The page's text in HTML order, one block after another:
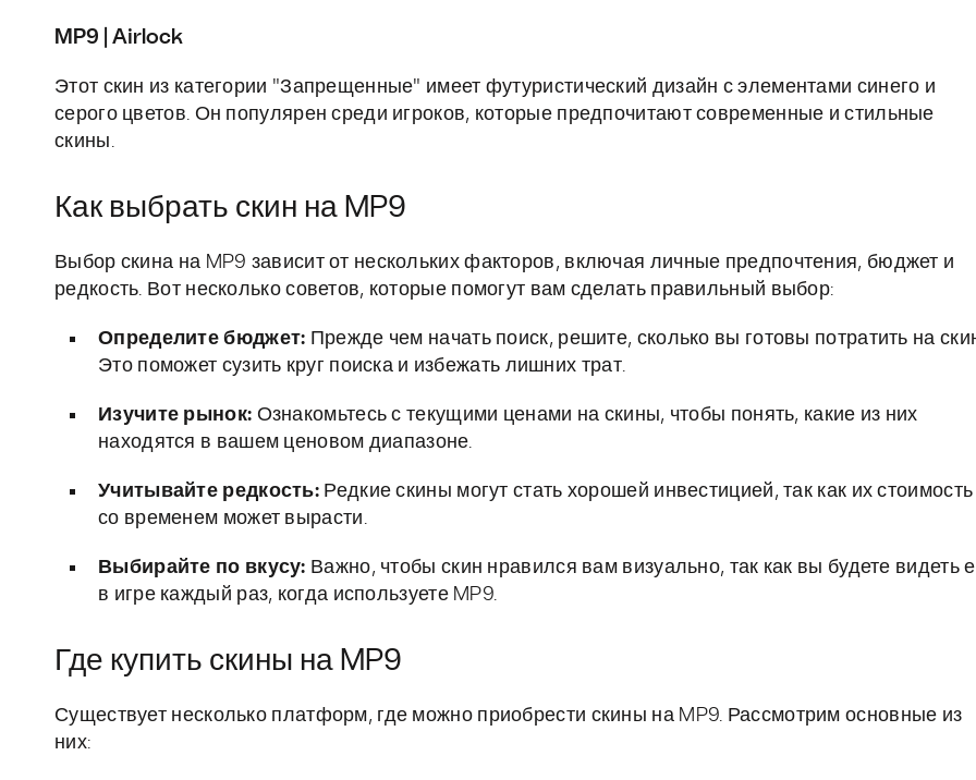
MP9 | Airlock
Этот скин из категории "Запрещенные" имеет футуристический дизайн с элементами синего и
серого цветов. Он популярен среди игроков, которые предпочитают современные и стильные
скины.
Как выбрать скин на MP9
Выбор скина на MP9 зависит от нескольких факторов, включая личные предпочтения, бюджет и
редкость. Вот несколько советов, которые помогут вам сделать правильный выбор:
Определите бюджет: Прежде чем начать поиск, решите, сколько вы готовы потратить на
Это поможет сузить круг поиска и избежать лишних трат.
Изучите рынок: Ознакомьтесь с текущими ценами на скины, чтобы понять, какие из них
находятся в вашем ценовом диапазоне.
Учитывайте редкость: Редкие скины могут стать хорошей инвестицией, так как их стоимость
со временем может вырасти.
Выбирайте по вкусу: Важно, чтобы скин нравился вам визуально, так как вы будете видеть
в игре каждый раз, когда используете MP9.
Где купить скины на MP9
Существует несколько платформ, где можно приобрести скины на MP9. Рассмотрим основные из
них: